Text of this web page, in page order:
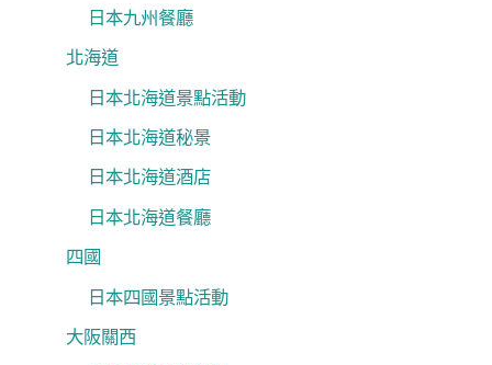
日本九州餐廳
北海道
日本北海道景點活動
日本北海道秘景
日本北海道酒店
日本北海道餐廳
四國
日本四國景點活動
大阪關西